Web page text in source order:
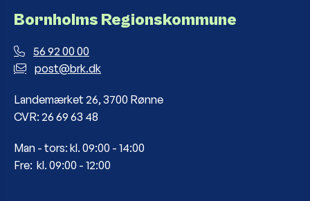
Bornholms Regionskommune
56 92 00 00
post@brk.dk
Landemærket 26, 3700 Rønne
CVR: 26 69 63 48
Man - tors: kl. 09:00 - 14:00
Fre: kl. 09:00 - 12:00